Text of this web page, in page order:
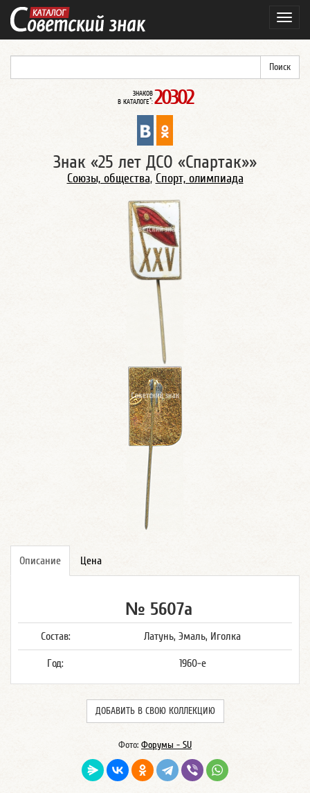
ЗНАКОВ
В КАТАЛОГЕ*: 20302
Знак «25 лет ДСО «Спартак»»
Союзы, общества, Спорт, олимпиада
Описание Цена
№ 5607а
Состав: Латунь, Эмаль, Иголка
Год: 1960-е
ДОБАВИТЬ В СВОЮ КОЛЛЕКЦИЮ
Фото: Форумы - SU